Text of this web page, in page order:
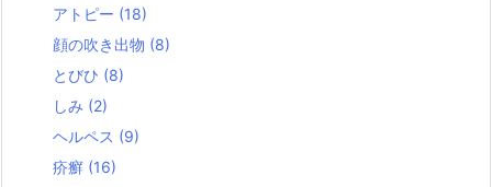
アトピー (18)
顔の吹き出物 (8)
とびひ (8)
しみ (2)
ヘルペス (9)
疥癬 (16)